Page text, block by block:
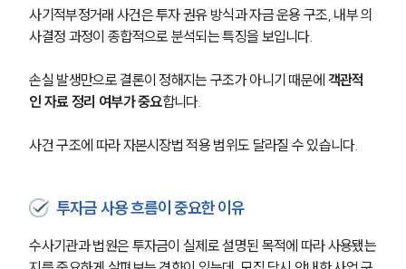
금융전문변호사
소식/자료
언론보도
공지사항
뉴스레터/브로슈어
사기적부정거래 사건은 투자 권유 방식과 자금 운용 구조, 내부 의
사결정 과정이 종합적으로 분석되는 특징을 보입니다.
손실 발생만으로 결론이 정해지는 구조가 아니기 때문에 객관적
인 자료 정리 여부가 중요합니다.
사건 구조에 따라 자본시장법 적용 범위도 달라질 수 있습니다.
투자금 사용 흐름이 중요한 이유
수사기관과 법원은 투자금이 실제로 설명된 목적에 따라 사용됐는